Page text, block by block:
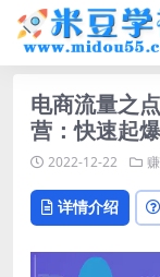
电商流量之
营：快速起
2022-12-22
详情介绍